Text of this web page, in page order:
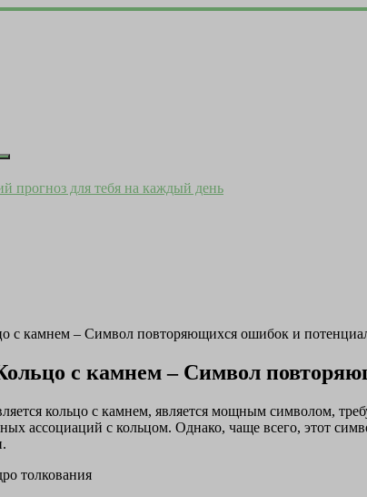
прогноз для тебя на каждый день
с камнем – Символ повторяющихся ошибок и
с камнем – Символ
кольцо с камнем, является мощным символом,
ассоциаций с кольцом. Однако, чаще всего, этот
толкования